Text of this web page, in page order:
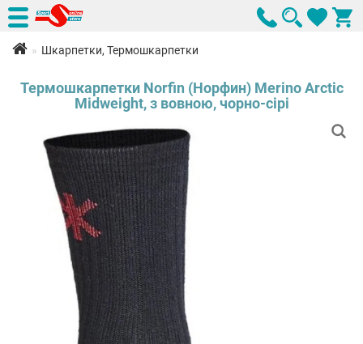
Шкарпетки, Термошкарпетки
Термошкарпетки Norfin (Норфин) Merino Arctic
Midweight, з вовною, чорно-сірі